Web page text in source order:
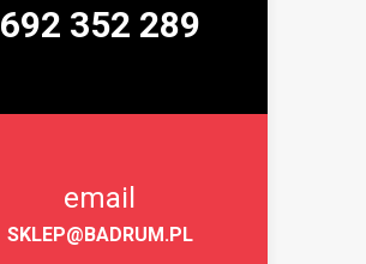
692 352 289
email
SKLEP@BADRUM.PL